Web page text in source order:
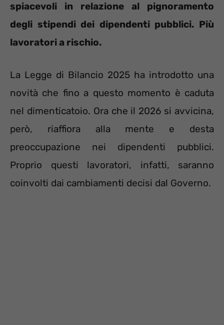
spiacevoli in relazione al pignoramento
degli stipendi dei dipendenti pubblici. Più
lavoratori a rischio.
La Legge di Bilancio 2025 ha introdotto una
novità che fino a questo momento è caduta
nel dimenticatoio. Ora che il 2026 si avvicina,
però, riaffiora alla mente e desta
preoccupazione nei dipendenti pubblici.
Proprio questi lavoratori, infatti, saranno
coinvolti dai cambiamenti decisi dal Governo.